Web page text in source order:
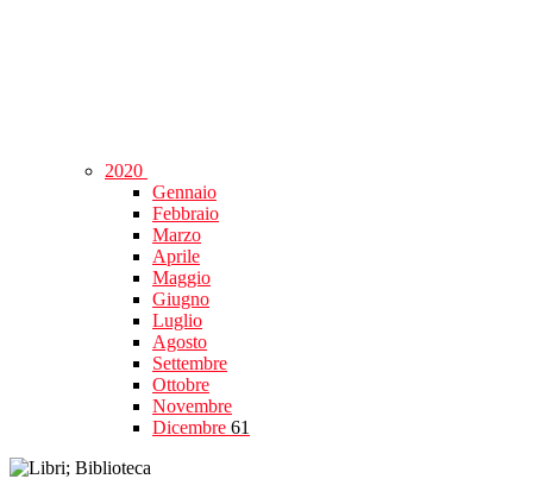
2020
Gennaio
Febbraio
Marzo
Aprile
Maggio
Giugno
Luglio
Agosto
Settembre
Ottobre
Novembre
Dicembre 61